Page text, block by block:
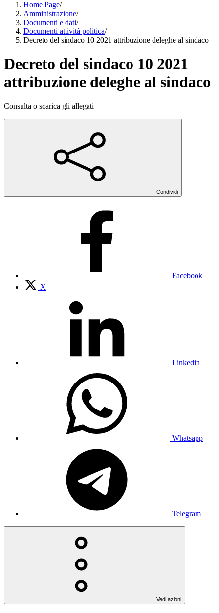
Home Page/
Amministrazione/
Documenti e dati/
Documenti attività politica/
Decreto del sindaco 10 2021 attribuzione deleghe al sindaco
Decreto del sindaco 10 2021
attribuzione deleghe al sindaco
Consulta o scarica gli allegati
Condividi
Facebook
X
Linkedin
Whatsapp
Telegram
Vedi azioni